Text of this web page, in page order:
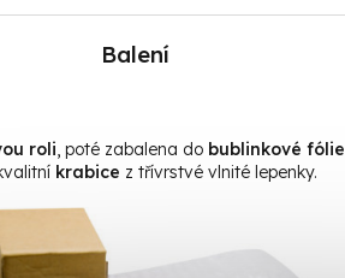
Balení
roli, poté zabalena do bublinkové fólie
krabice z třívrstvé vlnité lepenky.